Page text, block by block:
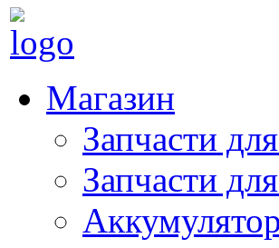
Магазин
Запчасти
Запчасти